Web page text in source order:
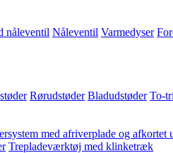
nåleventil Nåleventil Varmedyser
Rørudstøder Bladudstøder To-
med afriverplade og afkortet
Trepladeværktøj med klinketræk